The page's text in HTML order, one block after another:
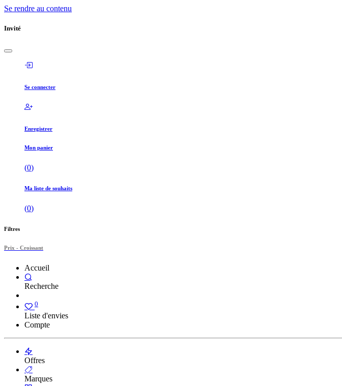
Se rendre au contenu
Invité
Se connecter
Enregistrer
Mon panier
(0)
Ma liste de souhaits
(0)
Filtres
Prix - Croissant
Accueil
Recherche
0
Liste d'envies
Compte
Offres
Marques